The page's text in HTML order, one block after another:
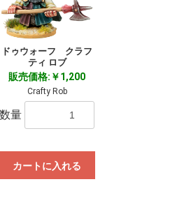
ドゥウォーフ クラフ
ティ ロブ
販売価格:￥1,200
Crafty Rob
数量
カートに入れる